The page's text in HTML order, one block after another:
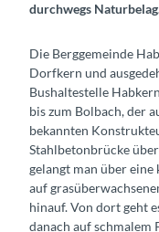
durchwegs
Die Berggemeinde
Dorfkern und
Bushaltestelle
bis zum Bolbach, der
bekannten
Stahlbetonbrücke
gelangt man über
auf
hinauf. Von dort geht
danach auf schmalem